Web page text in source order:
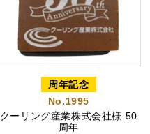
周年記念
No.1995
クーリング産業株式会社様 50
周年